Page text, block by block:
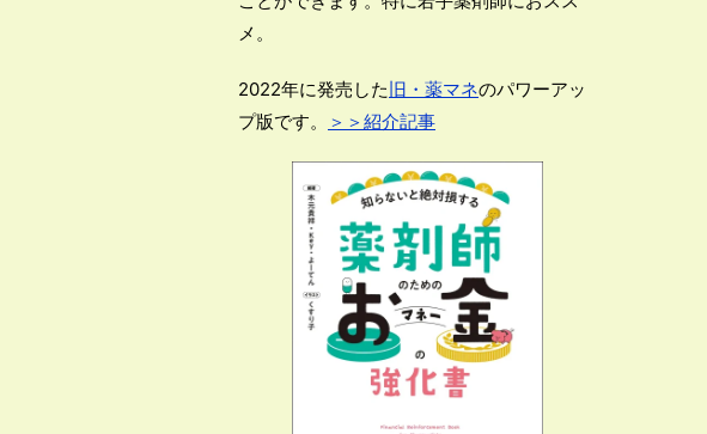
メ。
2022年に発売した旧・薬マネのパワーアッ
プ版です。
＞＞紹介記事